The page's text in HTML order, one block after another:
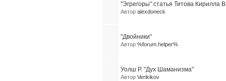
"Эгрегоры" статья Титова Кирилла
Автор alexdoneck
"Двойники"
Автор %forum.helper%
Уолш Р. "Дух Шаманизма"
Автор Verikikov